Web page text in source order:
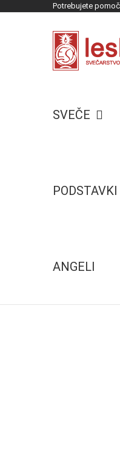
Potrebujete
SVEČE
PODSTAVKI
ANGELI